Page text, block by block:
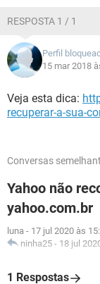
RESPOSTA 1 / 1
Perfil
15 mar 2018
Veja esta dica:
recuperar-a-sua-
Conversas
Yahoo não
yahoo.com.br
luna - 17 jul 2020 às
ninha25 - 18 jul
1 Respostas